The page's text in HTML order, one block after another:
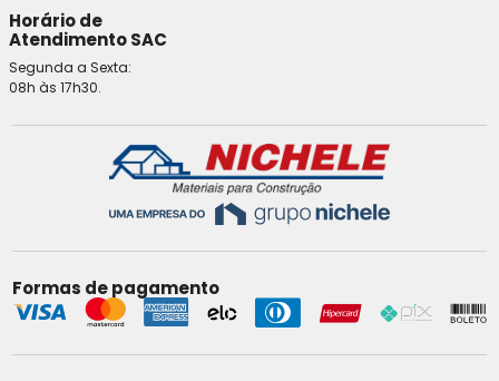
Horário de
Atendimento SAC
Segunda a Sexta:
08h às 17h30.
Formas de pagamento